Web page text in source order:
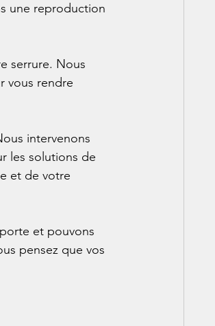
une reproduction
serrure. Nous
vous rendre
intervenons
les solutions de
et de votre
et pouvons
pensez que vos